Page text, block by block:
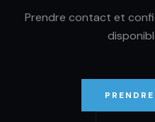
Prendre contact et